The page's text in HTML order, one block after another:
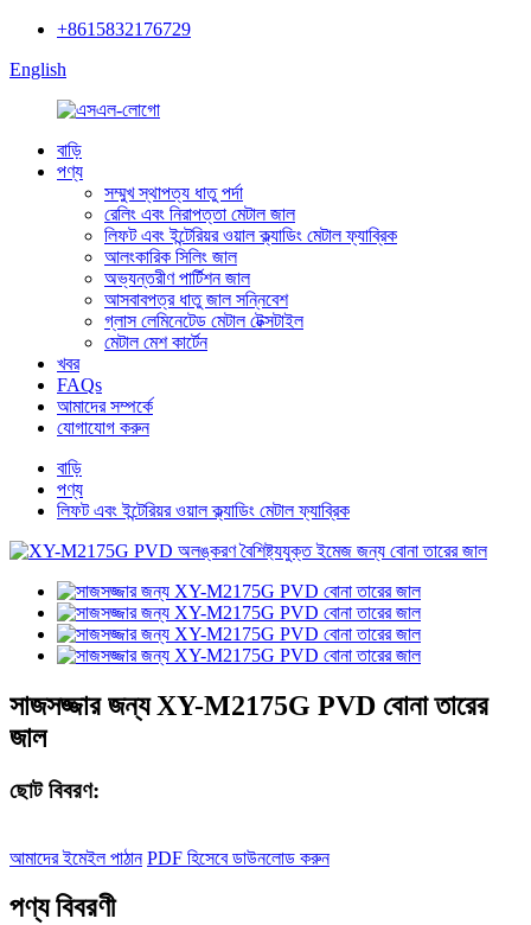
+8615832176729
English
বাড়ি
পণ্য
সম্মুখ স্থাপত্য ধাতু পর্দা
রেলিং এবং নিরাপত্তা মেটাল জাল
লিফট এবং ইন্টেরিয়র ওয়াল ক্ল্যাডিং মেটাল ফ্যাব্রিক
আলংকারিক সিলিং জাল
অভ্যন্তরীণ পার্টিশন জাল
আসবাবপত্র ধাতু জাল সন্নিবেশ
গ্লাস লেমিনেটেড মেটাল টেক্সটাইল
মেটাল মেশ কার্টেন
খবর
FAQs
আমাদের সম্পর্কে
যোগাযোগ করুন
বাড়ি
পণ্য
লিফট এবং ইন্টেরিয়র ওয়াল ক্ল্যাডিং মেটাল ফ্যাব্রিক
সাজসজ্জার জন্য XY-M2175G PVD বোনা তারের
জাল
ছোট বিবরণ:
আমাদের ইমেইল পাঠান PDF হিসেবে ডাউনলোড করুন
পণ্য বিবরণী